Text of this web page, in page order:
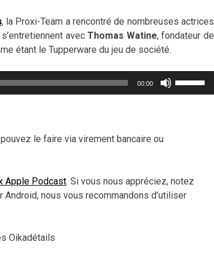
, la Proxi-Team a rencontré de nombreuses actrices
s’entretiennent avecThomas Watine, fondateur de
étant le Tupperware du jeu de société.
00:00
diminuer
le faire via virement bancaire ou
Apple Podcast. Si vous nous appréciez, notez
nous vous recommandons d’utiliser
Oikadétails